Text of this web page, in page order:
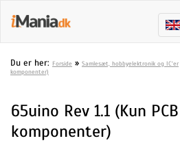
Du er her: Forside » Samlesæt, hobbyelektronik og IC'er
komponenter)
65uino Rev 1.1 (Kun
komponenter)